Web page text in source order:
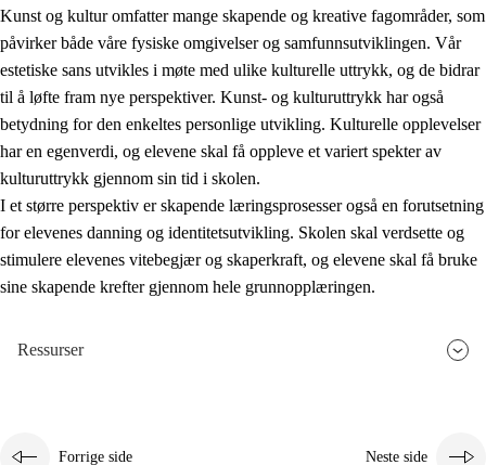
Kunst og kultur omfatter mange skapende og kreative fagområder, som
påvirker både våre fysiske omgivelser og samfunnsutviklingen. Vår
estetiske sans utvikles i møte med ulike kulturelle uttrykk, og de bidrar
til å løfte fram nye perspektiver. Kunst- og kulturuttrykk har også
betydning for den enkeltes personlige utvikling. Kulturelle opplevelser
har en egenverdi, og elevene skal få oppleve et variert spekter av
kulturuttrykk gjennom sin tid i skolen.
I et større perspektiv er skapende læringsprosesser også en forutsetning
for elevenes danning og identitetsutvikling. Skolen skal verdsette og
stimulere elevenes vitebegjær og skaperkraft, og elevene skal få bruke
sine skapende krefter gjennom hele grunnopplæringen.
Ressurser
Forrige side Neste side